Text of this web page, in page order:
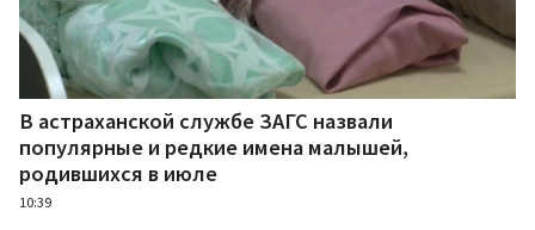
В астраханской службе ЗАГС назвали
популярные и редкие имена малышей,
родившихся в июле
10:39